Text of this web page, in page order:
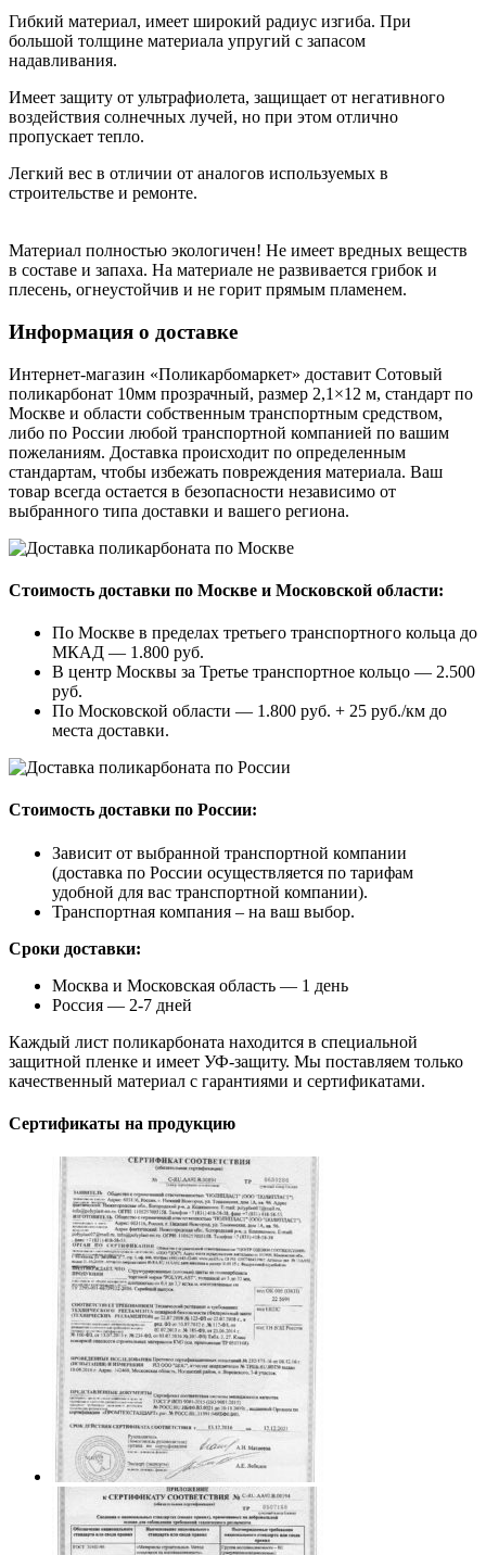
Гибкий материал, имеет широкий радиус изгиба. При
большой толщине материала упругий с запасом
надавливания.
Имеет защиту от ультрафиолета, защищает от негативного
воздействия солнечных лучей, но при этом отлично
пропускает тепло.
Легкий вес в отличии от аналогов используемых в
строительстве и ремонте.
Материал полностью экологичен! Не имеет вредных веществ
в составе и запаха. На материале не развивается грибок и
плесень, огнеустойчив и не горит прямым пламенем.
Информация о доставке
Интернет-магазин «Поликарбомаркет» доставит Сотовый
поликарбонат 10мм прозрачный, размер 2,1×12 м, стандарт по
Москве и области собственным транспортным средством,
либо по России любой транспортной компанией по вашим
пожеланиям. Доставка происходит по определенным
стандартам, чтобы избежать повреждения материала. Ваш
товар всегда остается в безопасности независимо от
выбранного типа доставки и вашего региона.
Стоимость доставки по Москве и Московской области:
По Москве в пределах третьего транспортного кольца до
МКАД — 1.800 руб.
В центр Москвы за Третье транспортное кольцо — 2.500
руб.
По Московской области — 1.800 руб. + 25 руб./км до
места доставки.
Стоимость доставки по России:
Зависит от выбранной транспортной компании
(доставка по России осуществляется по тарифам
удобной для вас транспортной компании).
Транспортная компания – на ваш выбор.
Сроки доставки:
Москва и Московская область — 1 день
Россия — 2-7 дней
Каждый лист поликарбоната находится в специальной
защитной пленке и имеет УФ-защиту. Мы поставляем только
качественный материал с гарантиями и сертификатами.
Сертификаты на продукцию